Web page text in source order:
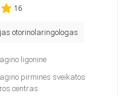
16
otorinolaringologas
ligoninė
pirminės sveikatos
centras